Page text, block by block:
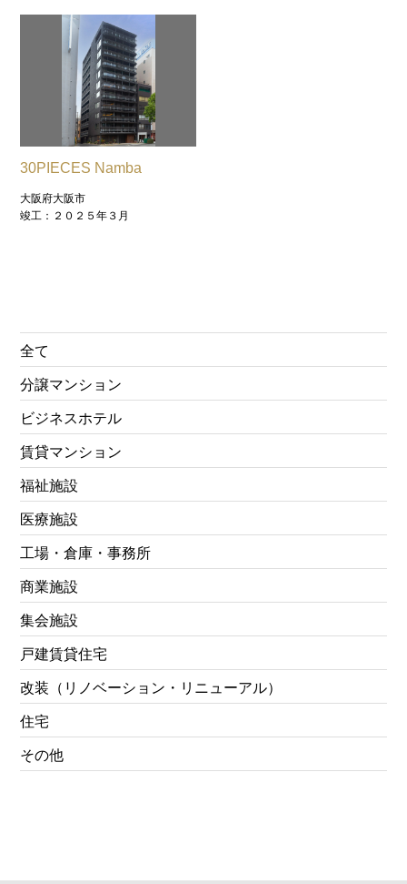
30PIECES Namba
大阪府大阪市
竣工：２０２５年３月
全て
分譲マンション
ビジネスホテル
賃貸マンション
福祉施設
医療施設
工場・倉庫・事務所
商業施設
集会施設
戸建賃貸住宅
改装（リノベーション・リニューアル）
住宅
その他